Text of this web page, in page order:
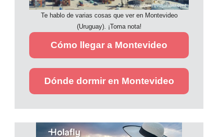
Te hablo de varias cosas que ver en Montevideo
(Uruguay). ¡Toma nota!
Cómo llegar a Montevideo
Dónde dormir en Montevideo